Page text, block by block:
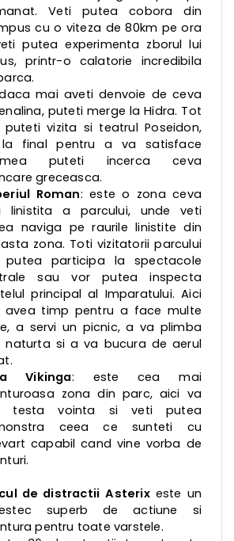
Veti putea cobora din
cu o viteza de 80km pe ora
putea experimenta zborul lui
printr-o calatorie incredibila
mai aveti denvoie de ceva
puteti merge la Hidra. Tot
puteti vizita si teatrul Poseidon,
final pentru a va satisface
puteti incerca ceva
greceasca.
Roman: este o zona ceva
linistita a parcului, unde veti
naviga pe raurile linistite din
zona. Toti vizitatorii parcului
putea participa la spectacole
sau vor putea inspecta
principal al Imparatului. Aici
avea timp pentru a face multe
a servi un picnic, a va plimba
naturta si a va bucura de aerul
Vikinga: este cea mai
zona din parc, aici va
testa vointa si veti putea
ceea ce sunteti cu
capabil cand vine vorba de
de distractii Asterixeste un
superb de actiune si
pentru toate varstele.